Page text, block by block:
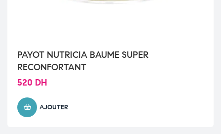
PAYOT NUTRICIA BAUME SUPER
RECONFORTANT
520 DH
AJOUTER